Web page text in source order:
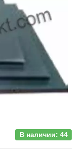
В наличии: 44